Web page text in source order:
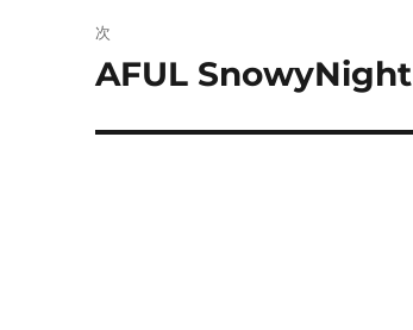
ゲ
稿:
次
次
投
AFUL SnowyNight